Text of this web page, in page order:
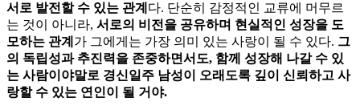
서로 발전할 수 있는 관계 다. 단순히 감정적인 교류에 머무르
는 것이 아니라, 서로의 비전을 공유하며 현실적인 성장을 도
모하는 관계 가 그에게는 가장 의미 있는 사랑이 될 수 있다. 그
의 독립성과 추진력을 존중하면서도, 함께 성장해 나갈 수 있
는 사람이야말로 경신일주 남성이 오래도록 깊이 신뢰하고 사
랑할 수 있는 연인이 될 거야.